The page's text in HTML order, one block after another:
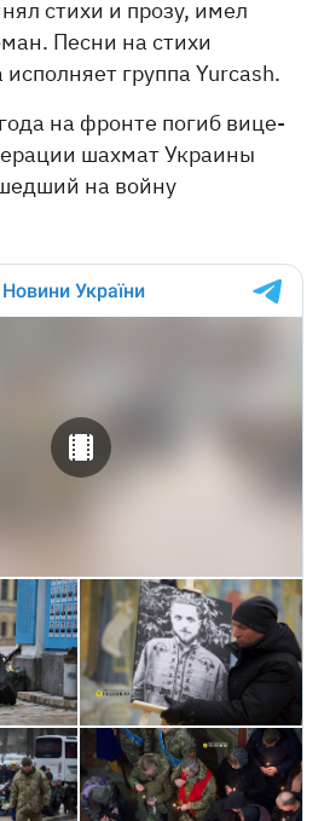
стихи и прозу, имел
Песни на стихи
группа Yurcash.
на фронте погиб вице-
шахмат Украины
на войну